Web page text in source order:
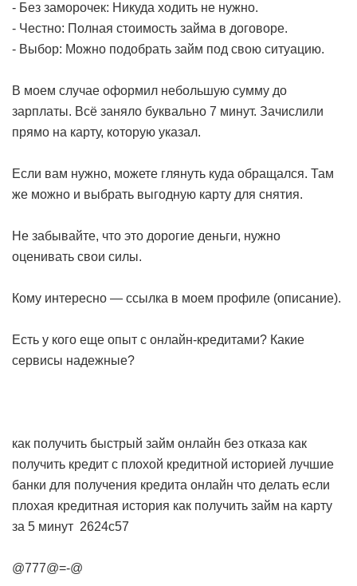
- Без заморочек: Никуда ходить не нужно.
- Честно: Полная стоимость займа в договоре.
- Выбор: Можно подобрать займ под свою ситуацию.
В моем случае оформил небольшую сумму до
зарплаты. Всё заняло буквально 7 минут. Зачислили
прямо на карту, которую указал.
Если вам нужно, можете глянуть куда обращался. Там
же можно и выбрать выгодную карту для снятия.
Не забывайте, что это дорогие деньги, нужно
оценивать свои силы.
Кому интересно — ссылка в моем профиле (описание).
Есть у кого еще опыт с онлайн-кредитами? Какие
сервисы надежные?
как получить быстрый займ онлайн без отказа как
получить кредит с плохой кредитной историей лучшие
банки для получения кредита онлайн что делать если
плохая кредитная история как получить займ на карту
за 5 минут 2624c57
@777@=-@